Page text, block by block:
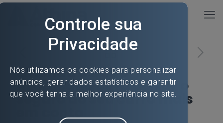
Entenda o que é
necessário para deixar o
seguro do seu carro mais